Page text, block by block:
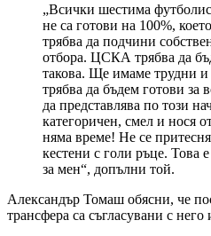
„Всички шестима
не са готови на 100%,
трябва да подчини
отбора. ЦСКА трябва да
такова. Ще имаме трудни
трябва да бъдем готови
да представлява по този
категоричен, смел и нося
няма време! Не се
кестени с голи ръце. Това
за мен“, допълни той.
Александър Томаш обясни, че
трансфера са съгласувани с